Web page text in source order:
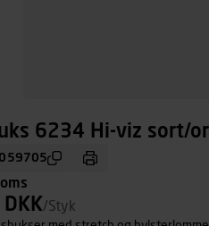
6234 Hi-viz sort/
/Styk